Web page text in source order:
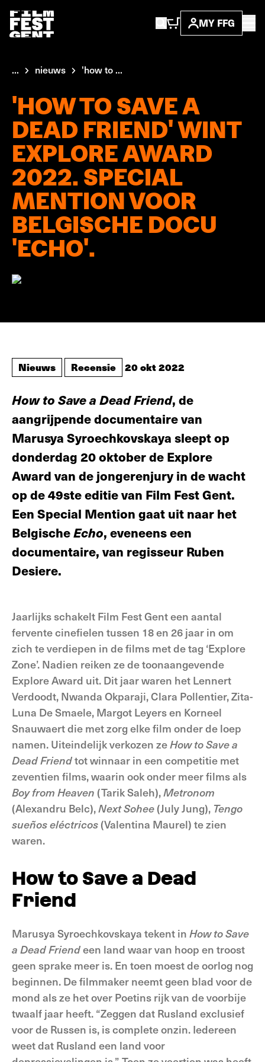
MY FFG
... nieuws 'how to ...
'HOW TO SAVE A
DEAD FRIEND' WINT
EXPLORE AWARD
2022. SPECIAL
MENTION VOOR
BELGISCHE DOCU
'ECHO'.
Nieuws Recensie 20 okt 2022
How to Save a Dead Friend, de
aangrijpende documentaire van
Marusya Syroechkovskaya sleept op
donderdag 20 oktober de Explore
Award van de jongerenjury in de wacht
op de 49ste editie van Film Fest Gent.
Een Special Mention gaat uit naar het
BelgischeEcho, eveneens een
documentaire, van regisseur Ruben
Desiere.
Jaarlijks schakelt Film Fest Gent een aantal
fervente cinefielen tussen 18 en 26 jaar in om
zich te verdiepen in de films met de tag ‘Explore
Zone’. Nadien reiken ze de toonaangevende
Explore Award uit. Dit jaar waren het Lennert
Verdoodt, Nwanda Okparaji, Clara Pollentier, Zita-
Luna De Smaele, Margot Leyers en Korneel
Snauwaert die met zorg elke film onder de loep
namen. Uiteindelijk verkozen zeHow to Save a
Dead Friendtot winnaar in een competitie met
zeventien films, waarin ook onder meer films als
Boy from Heaven (Tarik Saleh),Metronom
(Alexandru Belc),Next Sohee (July Jung), Tengo
sueños eléctricos (Valentina Maurel) te zien
waren.
How to Save a Dead
Friend
Marusya Syroechkovskaya tekent in How to Save
a Dead Friendeen land waar van hoop en troost
geen sprake meer is. En toen moest de oorlog nog
beginnen. De filmmaker neemt geen blad voor de
mond als ze het over Poetins rijk van de voorbije
twaalf jaar heeft. “Zeggen dat Rusland exclusief
voor de Russen is, is complete onzin. Iedereen
weet dat Rusland een land voor